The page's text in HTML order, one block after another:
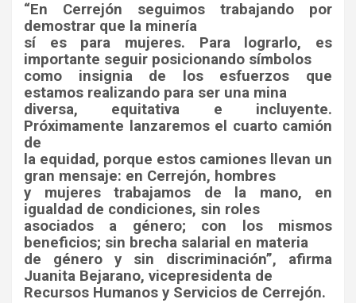
“En Cerrejón seguimos trabajando por
demostrar que la minería
sí es para mujeres. Para lograrlo, es
importante seguir posicionando símbolos
como insignia de los esfuerzos que
estamos realizando para ser una mina
diversa, equitativa e incluyente.
Próximamente lanzaremos el cuarto camión
de
la equidad, porque estos camiones llevan un
gran mensaje: en Cerrejón, hombres
y mujeres trabajamos de la mano, en
igualdad de condiciones, sin roles
asociados a género; con los mismos
beneficios; sin brecha salarial en materia
de género y sin discriminación”, afirma
Juanita Bejarano, vicepresidenta de
Recursos Humanos y Servicios de Cerrejón.